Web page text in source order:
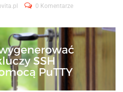
0 Komentarze